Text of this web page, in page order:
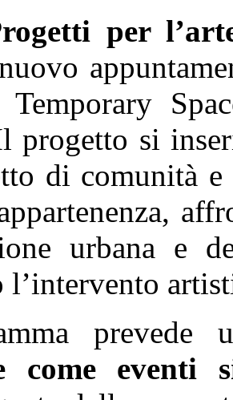
per
Temporary
progetto si
di comunità
urbana e
l’intervento
come eventi